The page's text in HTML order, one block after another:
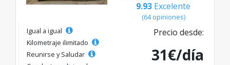
9.93 Excelente
(64 opiniones)
Igual a igual
Kilometraje ilimitado
Reunirse y Saludar
Precio desde:
31€/día